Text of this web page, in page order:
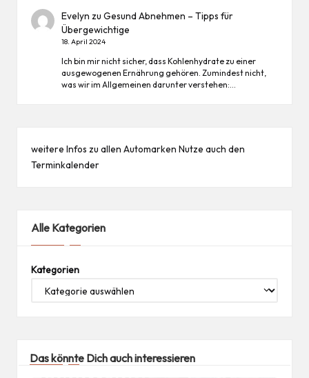
Evelyn zuGesund Abnehmen – Tipps für
Übergewichtige
18. April 2024
Ich bin mir nicht sicher, dass Kohlenhydrate zu einer
ausgewogenen Ernährung gehören. Zumindest nicht,
was wir im Allgemeinen darunter verstehen:…
weitere Infos zu allen Automarken Nutze auch den
Terminkalender
Alle Kategorien
Kategorien
Das könnte Dich auch interessieren